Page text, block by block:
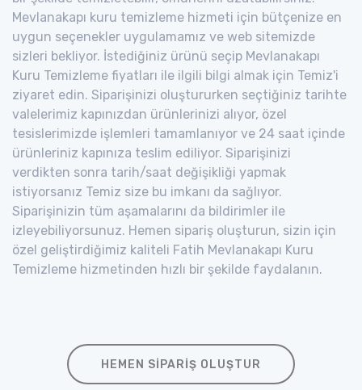
Mevlanakapı kuru temizleme hizmeti için bütçenize en
uygun seçenekler uygulamamız ve web sitemizde
sizleri bekliyor. İstediğiniz ürünü seçip Mevlanakapı
Kuru Temizleme fiyatları ile ilgili bilgi almak için Temiz'i
ziyaret edin. Siparişinizi oluştururken seçtiğiniz tarihte
valelerimiz kapınızdan ürünlerinizi alıyor, özel
tesislerimizde işlemleri tamamlanıyor ve 24 saat içinde
ürünleriniz kapınıza teslim ediliyor. Siparişinizi
verdikten sonra tarih/saat değişikliği yapmak
istiyorsanız Temiz size bu imkanı da sağlıyor.
Siparişinizin tüm aşamalarını da bildirimler ile
izleyebiliyorsunuz. Hemen sipariş oluşturun, sizin için
özel geliştirdiğimiz kaliteli Fatih Mevlanakapı Kuru
Temizleme hizmetinden hızlı bir şekilde faydalanın.
HEMEN SIPARIŞ OLUŞTUR